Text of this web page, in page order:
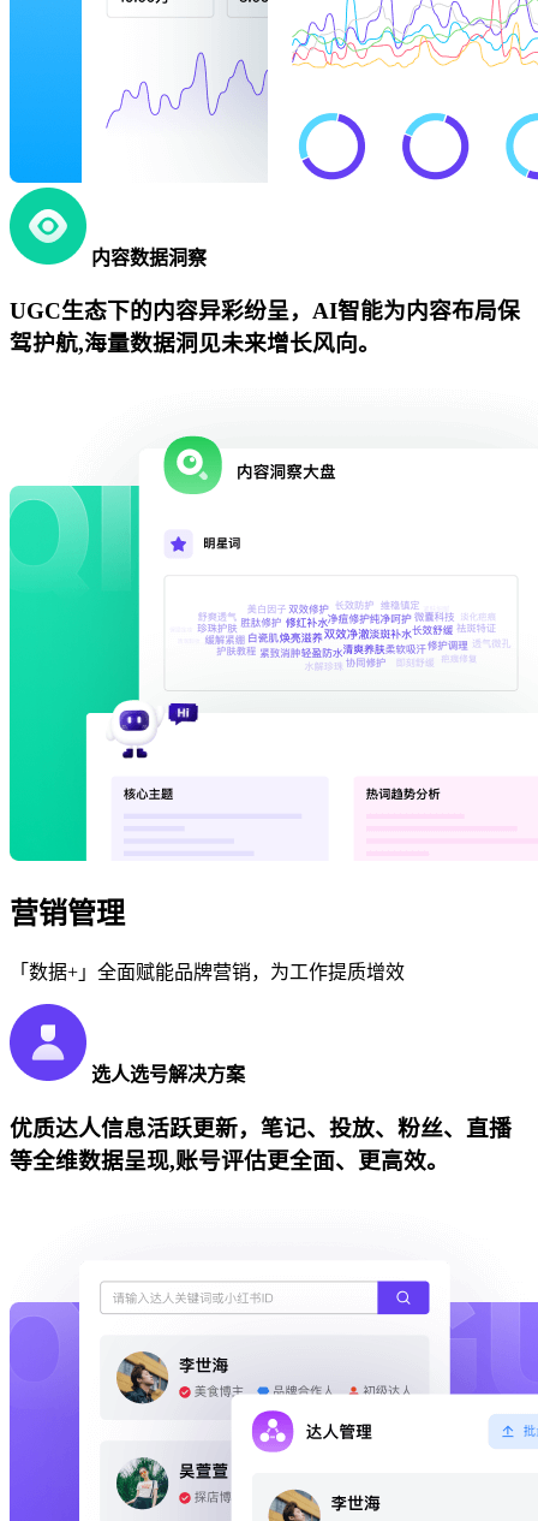
内容数据洞察
UGC生态下的内容异彩纷呈，AI智能为内容布局保
驾护航,海量数据洞见未来增长风向。
营销管理
「数据+」全面赋能品牌营销，为工作提质增效
选人选号解决方案
优质达人信息活跃更新，笔记、投放、粉丝、直播
等全维数据呈现,账号评估更全面、更高效。